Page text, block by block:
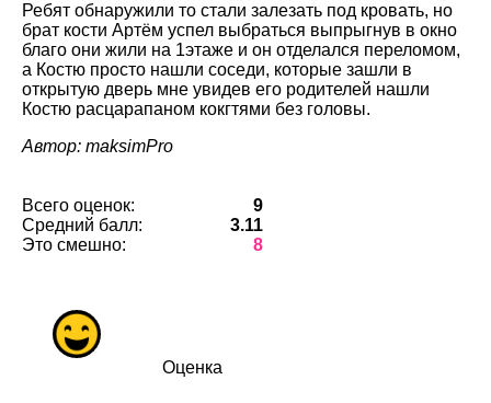
Ребят обнаружили то стали залезать под кровать, но
брат кости Артём успел выбраться выпрыгнув в окно
благо они жили на 1этаже и он отделался переломом,
а Костю просто нашли соседи, которые зашли в
открытую дверь мне увидев его родителей нашли
Костю расцарапаном кокгтями без головы.
Автор: maksimPro
Всего оценок:
9
Средний балл:
3.11
Это смешно:
8
Оценка